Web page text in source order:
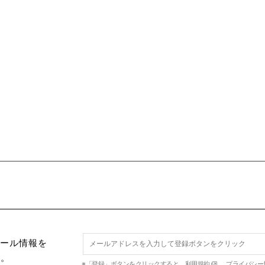
ル情報を